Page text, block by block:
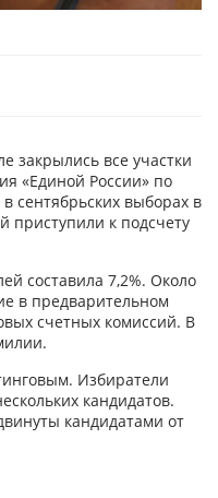
закрылись все участки
«Единой России» по
сентябрьских выборах в
приступили к подсчету
составила 7,2%. Около
в предварительном
счетных комиссий. В
Избиратели
кандидатов.
кандидатами от